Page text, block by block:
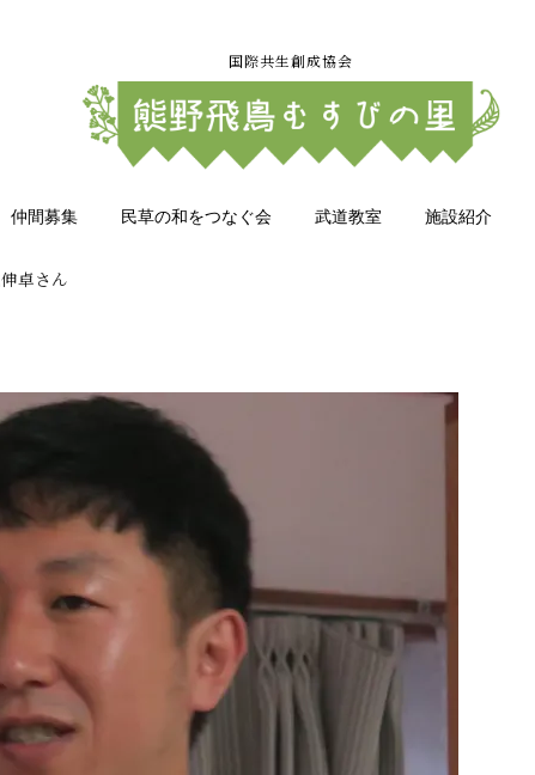
国際共生創成協会
仲間募集 民草の和をつなぐ会 武道教室 施設紹介
卓さん